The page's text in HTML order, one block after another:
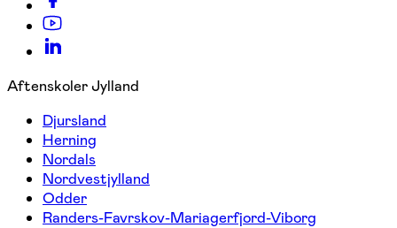
Aftenskoler Jylland
Djursland
Herning
Nordals
Nordvestjylland
Odder
Randers-Favrskov-Mariagerfjord-Viborg